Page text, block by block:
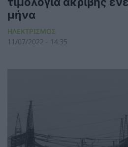
μήνα
ΗΛΕΚΤΡΙΣΜΟΣ
11/07/2022 - 14:35